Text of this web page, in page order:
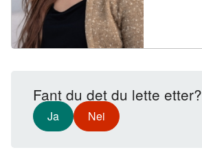
Fant du det du lette etter?
Ja Nei